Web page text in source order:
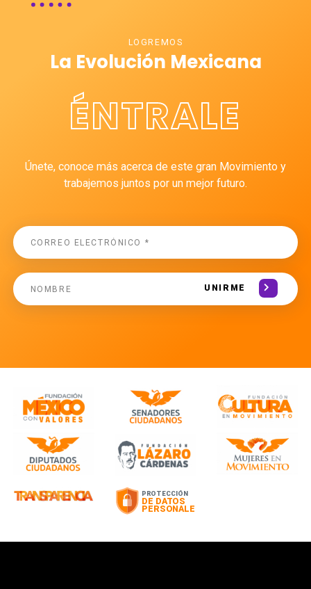
LOGREMOS
La Evolución Mexicana
ÉNTRALE
Únete, conoce más acerca de este gran Movimiento y
trabajemos juntos por un mejor futuro.
UNIRME